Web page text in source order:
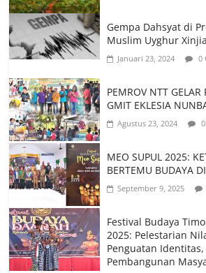
Gempa Dahsyat di
Muslim Uyghur
Januari 23, 2024 0
PEMROV NTT
GMIT EKLESIA
Agustus 23, 2024
MEO SUPUL 2025:
BERTEMU BUDAYA
September 9, 2025
Festival Budaya
2025: Pelestarian
Penguatan
Pembangunan